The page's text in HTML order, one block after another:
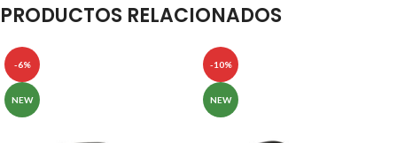
PRODUCTOS RELACIONADOS
-6%
NEW
-10%
NEW